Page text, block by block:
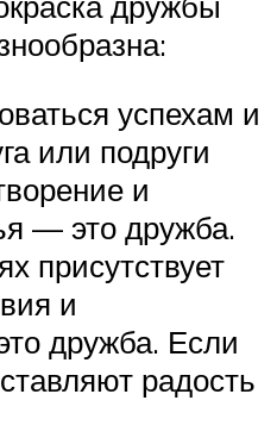
успехам и
или подруги
и
— это дружба.
присутствует
и
дружба. Если
радость